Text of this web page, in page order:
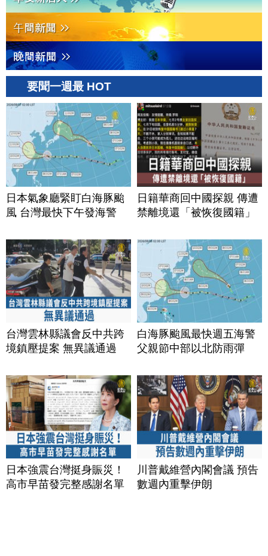
要聞一週最 HOT
日本氣象廳緊盯白海豚颱
風 台灣最快下午發海警
日籍華商回中國探親 傳遭
禁離境還「被恢復國籍」
台灣雲林縣議會反中共跨
境鎮壓提案 無異議通過
白海豚颱風最快週五海警
父親節中部以北防雨彈
日本強震台灣挺身賑災！
高市早苗發完整感謝名單
川普戴維營內閣會議 預告
數週內重擊伊朗